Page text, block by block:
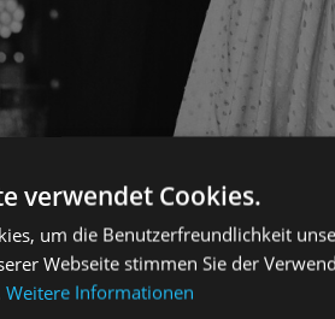
verwendet Cookies.
um die Benutzerfreundlichkeit
Webseite stimmen Sie der
Weitere Informationen